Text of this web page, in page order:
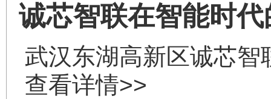
诚芯智联在智能时
武汉东湖高新区诚芯智
查看详情>>